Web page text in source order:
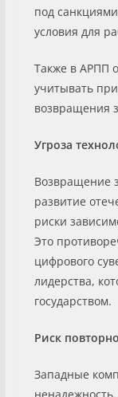
под
условия для
Также в АРПП
учитывать
возвращения
Угроза
Возвращение
развитие
риски
Это
цифрового
лидерства,
государством.
Риск
Западные